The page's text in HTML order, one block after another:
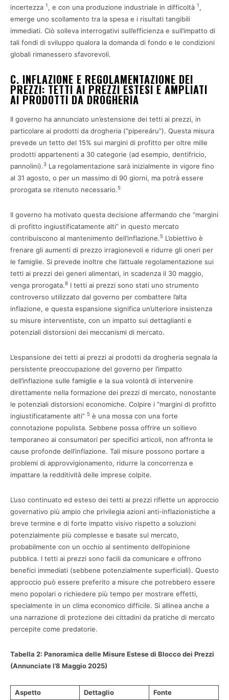
incertezza 1, e con una produzione industriale in difficoltà 1,
emerge uno scollamento tra la spesa e i risultati tangibili
immediati. Ciò solleva interrogativi sull’efficienza e sull’impatto di
tali fondi di sviluppo qualora la domanda di fondo e le condizioni
globali rimanessero sfavorevoli.
C. INFLAZIONE E REGOLAMENTAZIONE DEI
PREZZI: TETTI AI PREZZI ESTESI E AMPLIATI
AI PRODOTTI DA DROGHERIA
Il governo ha annunciato un’estensione dei tetti ai prezzi, in
particolare ai prodotti da drogheria (“pipereáru”). Questa misura
prevede un tetto del 15% sui margini di profitto per oltre mille
prodotti appartenenti a 30 categorie (ad esempio, dentifricio,
pannolini).3 La regolamentazione sarà inizialmente in vigore fino
al 31 agosto, o per un massimo di 90 giorni, ma potrà essere
prorogata se ritenuto necessario.5
Il governo ha motivato questa decisione affermando che “margini
di profitto ingiustificatamente alti” in questo mercato
contribuiscono al mantenimento dell’inflazione.5 L’obiettivo è
frenare gli aumenti di prezzo irragionevoli e ridurre gli oneri per
le famiglie. Si prevede inoltre che l’attuale regolamentazione sui
tetti ai prezzi dei generi alimentari, in scadenza il 30 maggio,
venga prorogata.8 I tetti ai prezzi sono stati uno strumento
controverso utilizzato dal governo per combattere l’alta
inflazione, e questa espansione significa un’ulteriore insistenza
su misure interventiste, con un impatto sui dettaglianti e
potenziali distorsioni dei meccanismi di mercato.
L’espansione dei tetti ai prezzi ai prodotti da drogheria segnala la
persistente preoccupazione del governo per l’impatto
dell’inflazione sulle famiglie e la sua volontà di intervenire
direttamente nella formazione dei prezzi di mercato, nonostante
le potenziali distorsioni economiche. Colpire i “margini di profitto
ingiustificatamente alti” 5 è una mossa con una forte
connotazione populista. Sebbene possa offrire un sollievo
temporaneo ai consumatori per specifici articoli, non affronta le
cause profonde dell’inflazione. Tali misure possono portare a
problemi di approvvigionamento, ridurre la concorrenza e
impattare la redditività delle imprese colpite.
L’uso continuato ed esteso dei tetti ai prezzi riflette un approccio
governativo più ampio che privilegia azioni anti-inflazionistiche a
breve termine e di forte impatto visivo rispetto a soluzioni
potenzialmente più complesse e basate sul mercato,
probabilmente con un occhio al sentimento dell’opinione
pubblica. I tetti ai prezzi sono facili da comunicare e offrono
benefici immediati (sebbene potenzialmente superficiali). Questo
approccio può essere preferito a misure che potrebbero essere
meno popolari o richiedere più tempo per mostrare effetti,
specialmente in un clima economico difficile. Si allinea anche a
una narrazione di protezione dei cittadini da pratiche di mercato
percepite come predatorie.
Tabella 2: Panoramica delle Misure Estese di Blocco dei Prezzi
(Annunciate l’8 Maggio 2025)
Aspetto Dettaglio Fonte